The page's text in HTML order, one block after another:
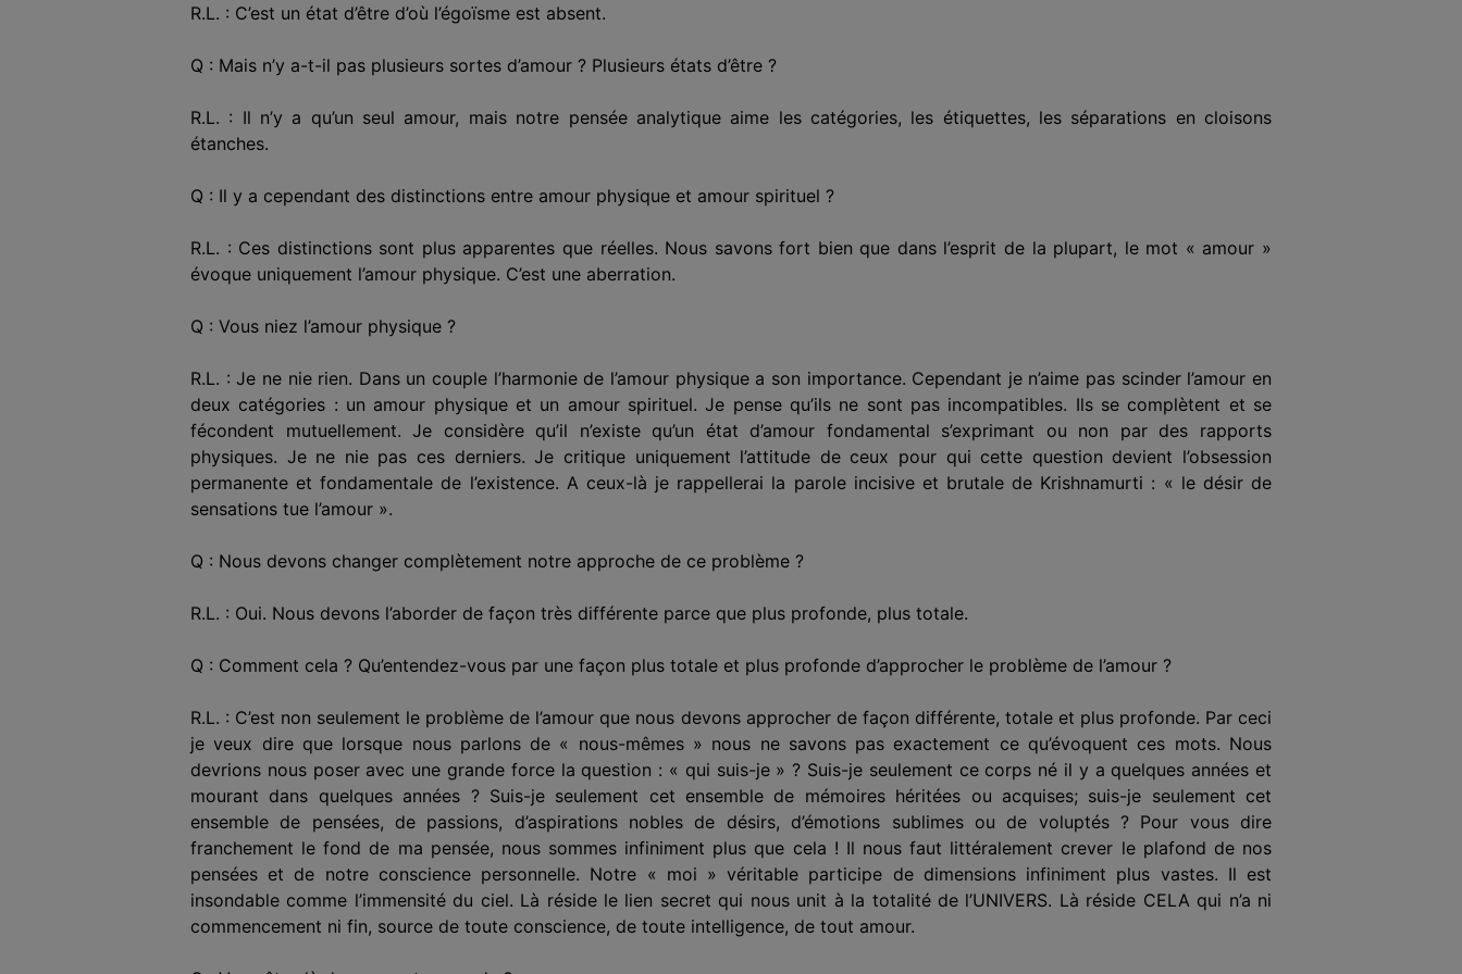
R.L. : C’est un état d’être d’où l’égoïsme est absent.
Q : Mais n’y a-t-il pas plusieurs sortes d’amour ? Plusieurs états d’être ?
R.L. : Il n’y a qu’un seul amour, mais notre pensée analytique aime les catégories, les étiquettes, les séparations en cloisons
étanches.
Q : Il y a cependant des distinctions entre amour physique et amour spirituel ?
R.L. : Ces distinctions sont plus apparentes que réelles. Nous savons fort bien que dans l’esprit de la plupart, le mot « amour »
évoque uniquement l’amour physique. C’est une aberration.
Q : Vous niez l’amour physique ?
R.L. : Je ne nie rien. Dans un couple l’harmonie de l’amour physique a son importance. Cependant je n’aime pas scinder l’amour en
deux catégories : un amour physique et un amour spirituel. Je pense qu’ils ne sont pas incompatibles. Ils se complètent et se
fécondent mutuellement. Je considère qu’il n’existe qu’un état d’amour fondamental s’exprimant ou non par des rapports
physiques. Je ne nie pas ces derniers. Je critique uniquement l’attitude de ceux pour qui cette question devient l’obsession
permanente et fondamentale de l’existence. A ceux-là je rappellerai la parole incisive et brutale de Krishnamurti : « le désir de
sensations tue l’amour ».
Q : Nous devons changer complètement notre approche de ce problème ?
R.L. : Oui. Nous devons l’aborder de façon très différente parce que plus profonde, plus totale.
Q : Comment cela ? Qu’entendez-vous par une façon plus totale et plus profonde d’approcher le problème de l’amour ?
R.L. : C’est non seulement le problème de l’amour que nous devons approcher de façon différente, totale et plus profonde. Par ceci
je veux dire que lorsque nous parlons de « nous-mêmes » nous ne savons pas exactement ce qu’évoquent ces mots. Nous
devrions nous poser avec une grande force la question : « qui suis-je » ? Suis-je seulement ce corps né il y a quelques années et
mourant dans quelques années ? Suis-je seulement cet ensemble de mémoires héritées ou acquises; suis-je seulement cet
ensemble de pensées, de passions, d’aspirations nobles de désirs, d’émotions sublimes ou de voluptés ? Pour vous dire
franchement le fond de ma pensée, nous sommes infiniment plus que cela ! Il nous faut littéralement crever le plafond de nos
pensées et de notre conscience personnelle. Notre « moi » véritable participe de dimensions infiniment plus vastes. Il est
insondable comme l’immensité du ciel. Là réside le lien secret qui nous unit à la totalité de l’UNIVERS. Là réside CELA qui n’a ni
commencement ni fin, source de toute conscience, de toute intelligence, de tout amour.